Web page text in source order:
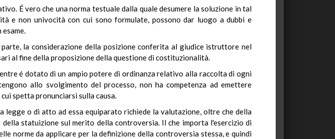
É vero che una norma testuale dalla quale desumere la soluzione in tal
e non univocità con cui sono formulate, possono dar luogo a dubbi e
la considerazione della posizione conferita al giudice istruttore nel
al fine della proposizione della questione di costituzionalità.
é dotato di un ampio potere di ordinanza relativo alla raccolta di ogni
allo svolgimento del processo, non ha competenza ad emettere
spetta pronunciarsi sulla causa.
o di atto ad essa equiparato richiede la valutazione, oltre che della
statuizione sul merito della controversia. Il che importa l'esercizio di
norme da applicare per la definizione della controversia stessa, e quindi